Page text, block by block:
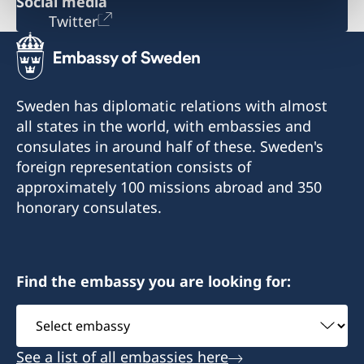
Twitter
Sweden has diplomatic relations with almost
all states in the world, with embassies and
consulates in around half of these. Sweden's
foreign representation consists of
approximately 100 missions abroad and 350
honorary consulates.
Find the embassy you are looking for:
embassy
See a list of all embassies here